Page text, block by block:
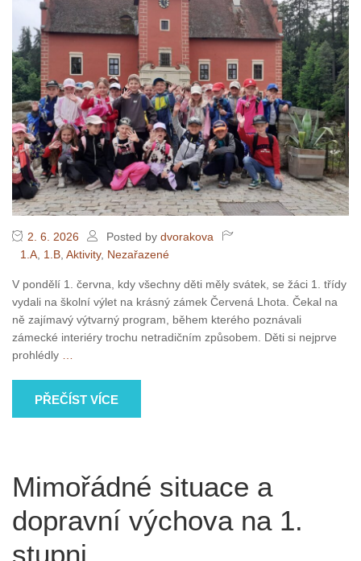
2. 6. 2026 Posted by dvorakova
1.A 1.B Aktivity, Nezařazené
V pondělí 1. června, kdy všechny děti měly svátek, se žáci 1. třídy
vydali na školní výlet na krásný zámek Červená Lhota. Čekal na
ně zajímavý výtvarný program, během kterého poznávali
zámecké interiéry trochu netradičním způsobem. Děti si nejprve
prohlédly
PŘEČÍST VÍCE
Mimořádné situace a
dopravní výchova na 1.
stupni